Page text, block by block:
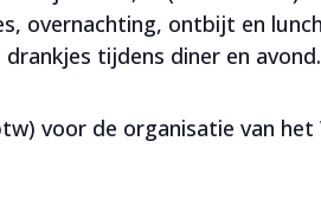
overnachting, ontbijt en
tijdens diner en avond.
voor de organisatie van